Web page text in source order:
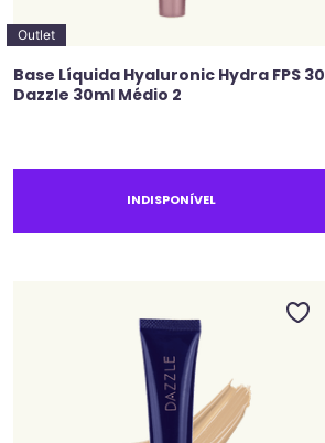
Outlet
Base Líquida Hyaluronic Hydra FPS 30
Dazzle 30ml Médio 2
INDISPONÍVEL